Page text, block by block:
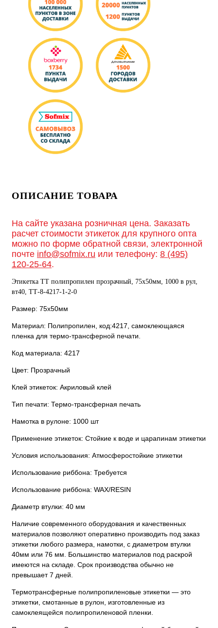
ОПИСАНИЕ ТОВАРА
На сайте указана розничная цена. Заказать
расчет стоимости этикеток для крупного опта
можно по форме обратной связи, электронной
почте info@sofmix.ru или телефону: 8 (495)
120-25-64.
Этикетка ТТ полипропилен прозрачный, 75х50мм, 1000 в рул,
вт40, TТ-8-4217-1-2-0
Размер: 75х50мм
Материал: Полипропилен, код:4217, самоклеющаяся
пленка для термо-трансферной печати.
Код материала: 4217
Цвет: Прозрачный
Клей этикеток: Акриловый клей
Тип печати: Термо-трансферная печать
Намотка в рулоне: 1000 шт
Применение этикеток: Стойкие к воде и царапинам этикетки
Условия использования: Атмосферостойкие этикетки
Использование риббона: Требуется
Использование риббона: WAX/RESIN
Диаметр втулки: 40 мм
Наличие современного оборудования и качественных
материалов позволяют оперативно производить под заказ
этикетки любого размера, намотки, с диаметром втулки
40мм или 76 мм. Большинство материалов под раскрой
имеются на складе. Срок производства обычно не
превышает 7 дней.
Термотрансферные полипропиленовые этикетки — это
этикетки, смотанные в рулон, изготовленные из
самоклеящейся полипропиленовой пленки.